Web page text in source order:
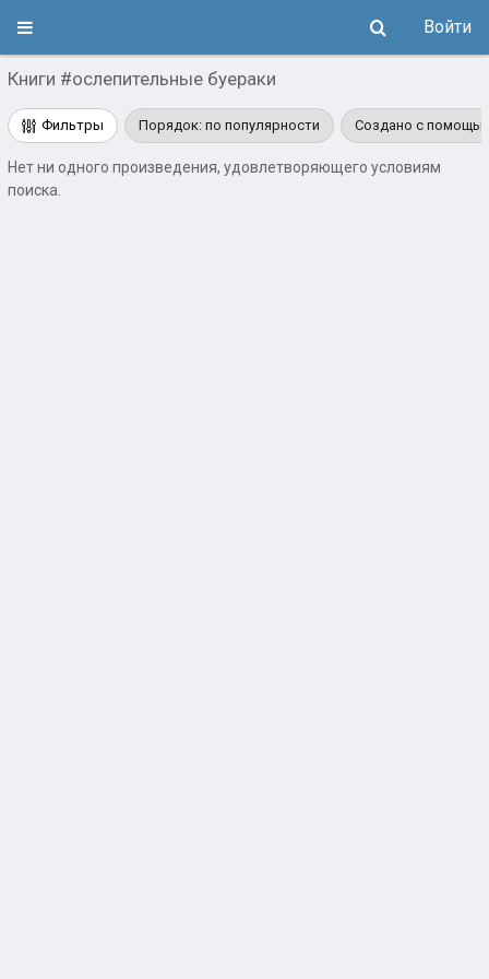
Войти
Книги #ослепительные буераки
Фильтры Порядок: по популярности Создано с
Нет ни одного произведения, удовлетворяющего условиям
поиска.